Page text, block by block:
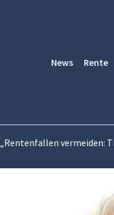
News Rente
„Rentenfallen vermeiden: